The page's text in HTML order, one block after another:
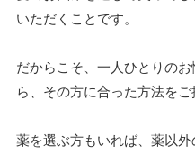
いただくことです。
だからこそ、一人ひとりの
ら、その方に合った方法をご
薬を選ぶ方もいれば、薬以外